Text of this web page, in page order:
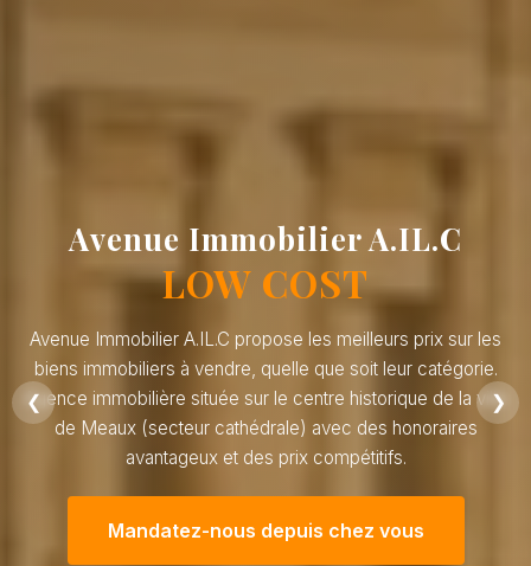
❮ ❯
Avenue Immobilier A.IL.C
LOW COST
Avenue Immobilier A.IL.C propose les meilleurs prix sur les
biens immobiliers à vendre, quelle que soit leur catégorie.
Agence immobilière située sur le centre historique de la ville
de Meaux (secteur cathédrale) avec des honoraires
avantageux et des prix compétitifs.
Mandatez-nous depuis chez vous